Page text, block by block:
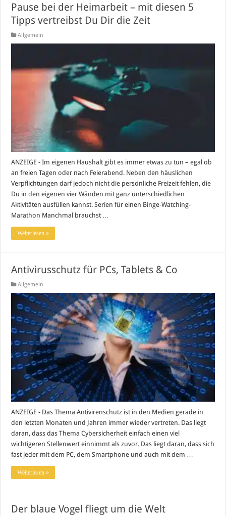
Pause bei der Heimarbeit – mit diesen 5
Tipps vertreibst Du Dir die Zeit
Allgemein
ANZEIGE - Im eigenen Haushalt gibt es immer etwas zu tun – egal ob
an freien Tagen oder nach Feierabend. Neben den häuslichen
Verpflichtungen darf jedoch nicht die persönliche Freizeit fehlen, die
Du in den eigenen vier Wänden mit ganz unterschiedlichen
Aktivitäten ausfüllen kannst. Serien für einen Binge-Watching-
Marathon Manchmal brauchst …
Weiterlesen »
Antivirusschutz für PCs, Tablets & Co
Allgemein
ANZEIGE - Das Thema Antivirenschutz ist in den Medien gerade in
den letzten Monaten und Jahren immer wieder vertreten. Das liegt
daran, dass das Thema Cybersicherheit einfach einen viel
wichtigeren Stellenwert einnimmt als zuvor. Das liegt daran, dass sich
fast jeder mit dem PC, dem Smartphone und auch mit dem …
Weiterlesen »
Der blaue Vogel fliegt um die Welt